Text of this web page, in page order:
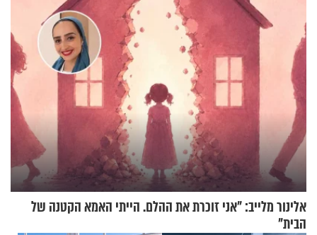
אלינור מלייב: "אני זוכרת את ההלם. הייתי האמא הקטנה של
הבית"